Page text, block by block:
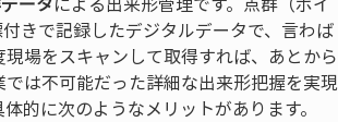
きで記録したデジタルデータで、言わば
場をスキャンして取得すれば、あとから
は不可能だった詳細な出来形把握を実現
的に次のようなメリットがあります。